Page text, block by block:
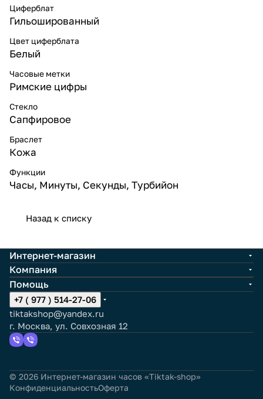
Циферблат
Гильошированный
Цвет циферблата
Белый
Часовые метки
Римские цифры
Стекло
Сапфировое
Браслет
Кожа
Функции
Часы, Минуты, Секунды, Турбийон
Назад к списку
Интернет-магазин
Компания
Помощь
+7 ( 977 ) 514-27-06
tiktakshop@yandex.ru
г. Москва, ул. Совхозная 12
© 2026 Интернет-магазин часов «Tiktak-shop»
КонфиденциальностьОферта